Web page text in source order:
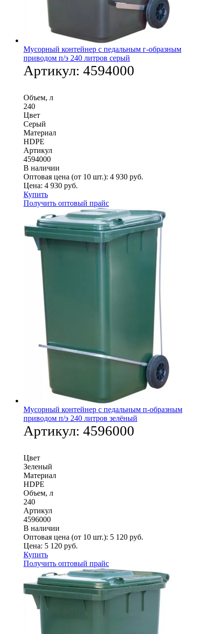
Мусорный контейнер с педальным г-образным
приводом п/э 240 литров серый
Артикул: 4594000
Объем, л
240
Цвет
Серый
Материал
HDPE
Артикул
4594000
В наличии
Оптовая цена (от 10 шт.): 4 930 руб.
Цена: 4 930 руб.
Купить
Получить оптовый прайс
Мусорный контейнер с педальным п-образным
приводом п/э 240 литров зелёный
Артикул: 4596000
Цвет
Зеленый
Материал
HDPE
Объем, л
240
Артикул
4596000
В наличии
Оптовая цена (от 10 шт.): 5 120 руб.
Цена: 5 120 руб.
Купить
Получить оптовый прайс